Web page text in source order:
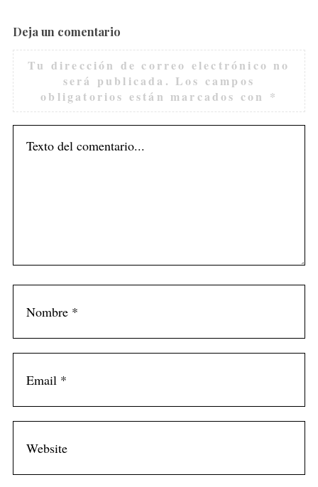
Deja un comentario
Tu dirección de correo electrónico no
será publicada. Los campos
obligatorios están marcados con *
f
r